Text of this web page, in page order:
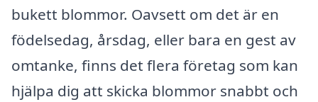
bukett blommor. Oavsett om det är en
födelsedag, årsdag, eller bara en gest av
omtanke, finns det flera företag som kan
hjälpa dig att skicka blommor snabbt och